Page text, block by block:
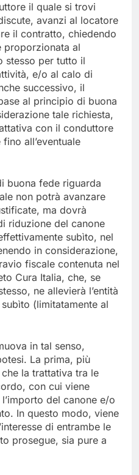
il quale si trovi
avanzi al locatore
il contratto, chiedendo
proporzionata al
stesso per tutto il
e/o al calo di
successivo, il
al principio di buona
tale richiesta,
con il conduttore
all’eventuale
buona fede riguarda
non potrà avanzare
ma dovrà
riduzione del canone
subìto, nel
in considerazione,
fiscale contenuta nel
Cura Italia, che, se
ne allevierà l’entità
(limitatamente al
in tal senso,
La prima, più
la trattativa tra le
con cui viene
del canone e/o
In questo modo, viene
di entrambe le
prosegue, sia pure a